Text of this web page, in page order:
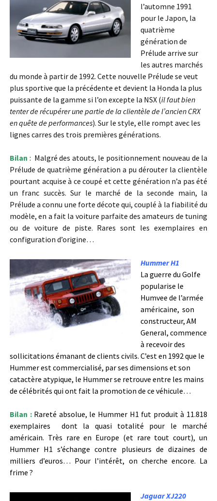
l’automne 1991
pour le Japon, la
quatrième
génération de
Prélude arrive sur
les autres marchés
du monde à partir de 1992. Cette nouvelle Prélude se veut
plus sportive que la précédente et devient la Honda la plus
puissante de la gamme si l’on excepte la NSX (il faut bien
tenter de récupérer une partie de la clientèle de l’ancien CRX
en quête de performances). Sur le style, elle rompt avec les
lignes carres des trois premières générations.
Bilan : Malgré des atouts, le positionnement nouveau de la
Prélude de quatrième génération a pu dérouter la clientèle
pourtant acquise à ce coupé et cette génération n’a pas été
un franc succès. Sur le marché de la seconde main, la
Prélude a connu une forte décote qui, couplé à la fiabilité du
modèle, en a fait la voiture parfaite des amateurs de tuning
ou de voiture de piste. Rares sont les exemplaires en
configuration d’origine…
Hummer H1
La guerre du Golfe
popularise le
Humvee de l’armée
américaine, son
constructeur, AM
General, commence
à recevoir des
sollicitations émanant de clients civils. C’est en 1992 que le
Hummer est commercialisé, par ses dimensions et son
catactère atypique, le Hummer se retrouve entre les mains
de célébrités qui ont fait la promotion de ce véhicule…
Bilan : Rareté absolue, le Hummer H1 fut produit à 11.818
exemplaires dont la quasi totalité pour le marché
américain. Très rare en Europe (et rare tout court), un
Hummer H1 s’échange contre plusieurs de dizaines de
milliers d’euros… Pour l’intérêt, on cherche encore. La
frime ?
Jaguar XJ220